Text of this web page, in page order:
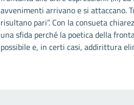
avvenimenti arrivano e si attaccano.
risultano pari”. Con la consueta
una sfida perché la poetica della
possibile e, in certi casi, addirittura